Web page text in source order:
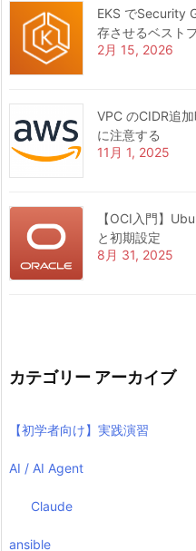
EKS でSecurity
存させるベスト
2月 15, 2026
VPC のCIDR追
に注意する
11月 1, 2025
【OCI入門】
と初期設定
8月 31, 2025
カテゴリー アーカイブ
【初学者向け】実践演習
AI / AI Agent
Claude
ansible